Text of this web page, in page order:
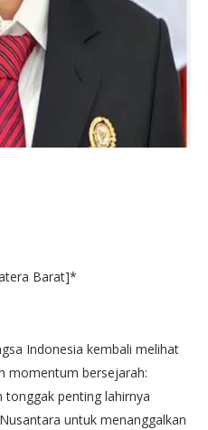
Barat]*
Indonesia kembali melihat
momentum bersejarah:
tonggak penting lahirnya
untuk menanggalkan